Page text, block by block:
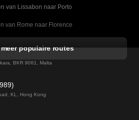
van Lissabon naar Porto
van Rome naar Florence
van Sevilla naar Barcelona
van Praag naar Wenen
populaire routes
BKR 9061, Malta
KL, Hong Kong